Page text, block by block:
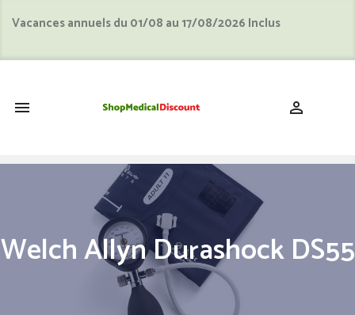
Vacances annuels du 01/08 au 17/08/2026 Inclus
 
Welch Allyn Durashock DS55